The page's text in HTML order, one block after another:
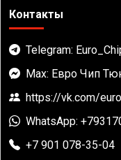
Контакты
Telegram:
Max: Евро Чип
https://vk.com/
WhatsApp:
+7 901 078-35-04